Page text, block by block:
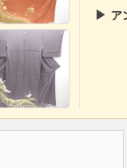
▶ ア